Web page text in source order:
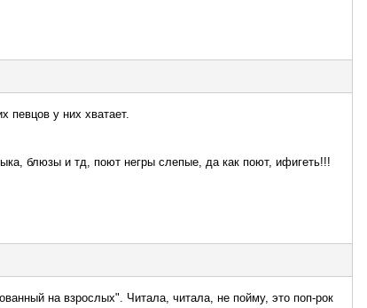
певцов у них хватает.
блюзы и тд, поют негры слепые, да как поют, ифигеть!!!
на взрослых". Читала, читала, не пойму, это поп-рок